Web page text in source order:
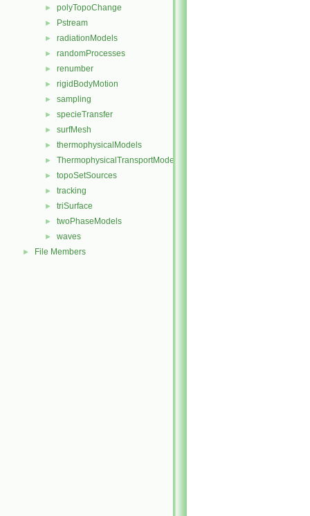
► polyTopoChange
► Pstream
► radiationModels
► randomProcesses
► renumber
► rigidBodyMotion
► sampling
► specieTransfer
► surfMesh
► thermophysicalModels
► ThermophysicalTransportModels
► topoSetSources
► tracking
► triSurface
► twoPhaseModels
► waves
► File Members